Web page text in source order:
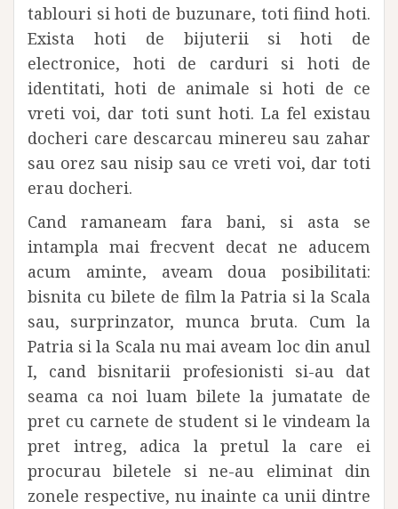
tablouri si hoti de buzunare, toti fiind hoti.
Exista hoti de bijuterii si hoti de
electronice, hoti de carduri si hoti de
identitati, hoti de animale si hoti de ce
vreti voi, dar toti sunt hoti. La fel existau
docheri care descarcau minereu sau zahar
sau orez sau nisip sau ce vreti voi, dar toti
erau docheri.
Cand ramaneam fara bani, si asta se
intampla mai frecvent decat ne aducem
acum aminte, aveam doua posibilitati:
bisnita cu bilete de film la Patria si la Scala
sau, surprinzator, munca bruta. Cum la
Patria si la Scala nu mai aveam loc din anul
I, cand bisnitarii profesionisti si-au dat
seama ca noi luam bilete la jumatate de
pret cu carnete de student si le vindeam la
pret intreg, adica la pretul la care ei
procurau biletele si ne-au eliminat din
zonele respective, nu inainte ca unii dintre